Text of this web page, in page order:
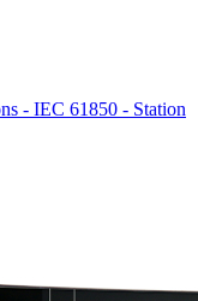
- IEC 61850 - Station